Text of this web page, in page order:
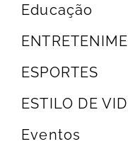
Educação
ESPORTES
ESTILO DE
Eventos